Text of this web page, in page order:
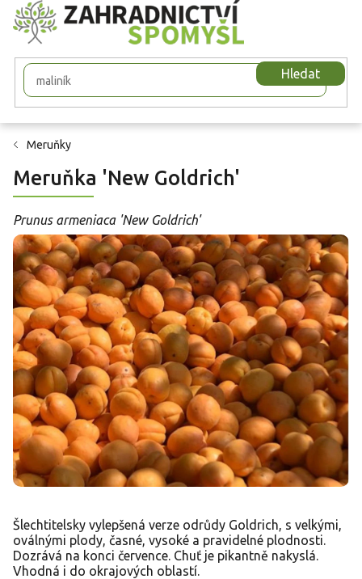
Přejít
na
obsah
Hledat
Meruňky
Meruňka 'New Goldrich'
Prunus armeniaca 'New Goldrich'
Šlechtitelsky vylepšená verze odrůdy Goldrich, s velkými,
oválnými plody, časné, vysoké a pravidelné plodnosti.
Dozrává na konci července. Chuť je pikantně nakyslá.
Vhodná i do okrajových oblastí.